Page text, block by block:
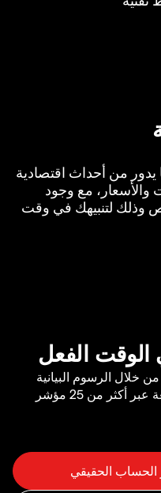
يدور من أحداث اقتصادية
والأسعار، مع وجود
وذلك لتنبيهك في وقت
الوقت الفعل
خلال الرسوم البيانية